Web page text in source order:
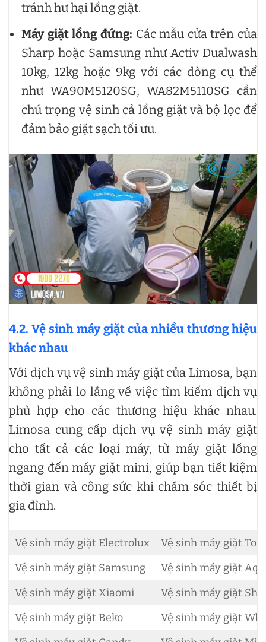
tránh hư hại lồng giặt.
Máy giặt lồng đứng: Các mẫu cửa trên của
Sharp hoặc Samsung như Activ Dualwash
10kg, 12kg hoặc 9kg với các dòng cụ thể
như WA90M5120SG, WA82M5110SG cần
chú trọng vệ sinh cả lồng giặt và bộ lọc để
đảm bảo giặt sạch tối ưu.
4.2. Vệ sinh máy giặt của nhiều thương hiệu
khác nhau
Với dịch vụ vệ sinh máy giặt của Limosa, bạn
không phải lo lắng về việc tìm kiếm dịch vụ
phù hợp cho các thương hiệu khác nhau.
Limosa cung cấp dịch vụ vệ sinh máy giặt
cho tất cả các loại máy, từ máy giặt lồng
ngang đến máy giặt mini, giúp bạn tiết kiệm
thời gian và công sức khi chăm sóc thiết bị
gia đình.
Vệ sinh máy giặt Electrolux
Vệ sinh máy giặt
Vệ sinh máy giặt Samsung
Vệ sinh máy giặt
Vệ sinh máy giặt Xiaomi
Vệ sinh máy giặt
Vệ sinh máy giặt Beko
Vệ sinh máy giặt